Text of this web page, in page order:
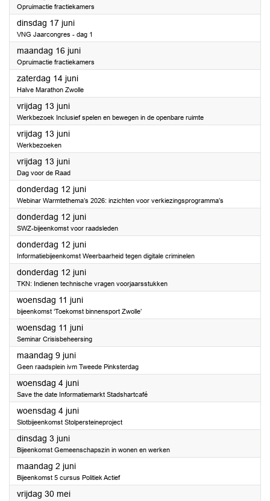
Opruimactie fractiekamers
dinsdag 17 juni2025
VNG Jaarcongres - dag 1
maandag 16 juni2025
Opruimactie fractiekamers
zaterdag 14 juni2025
Halve Marathon Zwolle
vrijdag 13 juni2025
Werkbezoek Inclusief spelen en bewegen in de openbare ruimte
vrijdag 13 juni2025
Werkbezoeken
vrijdag 13 juni2025
Dag voor de Raad
donderdag 12 juni2025
Webinar Warmtethema’s 2026: inzichten voor verkiezingsprogramma’s
donderdag 12 juni2025
SWZ-bijeenkomst voor raadsleden
donderdag 12 juni2025
Informatiebijeenkomst Weerbaarheid tegen digitale criminelen
donderdag 12 juni2025
TKN: Indienen technische vragen voorjaarsstukken
woensdag 11 juni2025
bijeenkomst ‘Toekomst binnensport Zwolle’
woensdag 11 juni2025
Seminar Crisisbeheersing
maandag 9 juni2025
Geen raadsplein ivm Tweede Pinksterdag
woensdag 4 juni2025
Save the date Informatiemarkt Stadshartcafé
woensdag 4 juni2025
Slotbijeenkomst Stolpersteineproject
dinsdag 3 juni2025
Bijeenkomst Gemeenschapszin in wonen en werken
maandag 2 juni2025
Bijeenkomst 5 cursus Politiek Actief
vrijdag 30 mei2025